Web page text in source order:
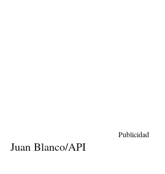
Publicidad
Juan Blanco/API